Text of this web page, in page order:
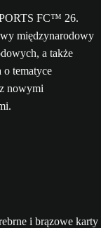
FC™ 26.
międzynarodowy
a także
tematyce
nowymi
i brązowe karty